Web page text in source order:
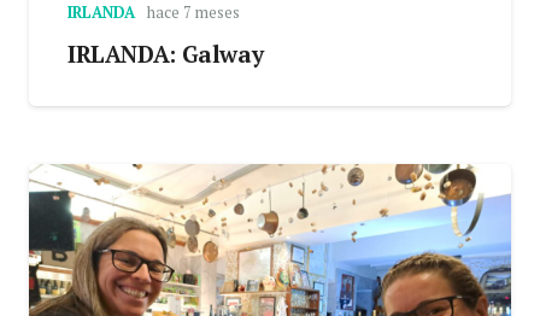
IRLANDA hace 7 meses
IRLANDA: Galway